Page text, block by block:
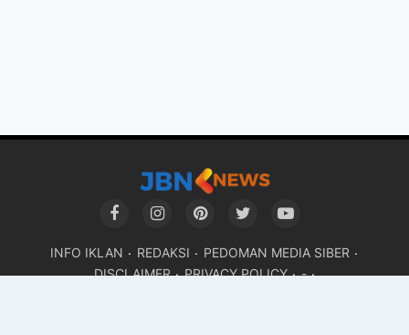
INFO IKLAN REDAKSI
PEDOMAN MEDIA SIBER
DISCLAIMER
PRIVACY POLICY -